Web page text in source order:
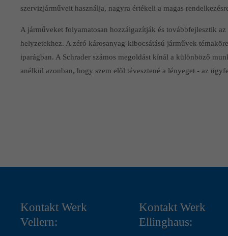
szervizjárműveit használja, nagyra értékeli a magas
A járműveket folyamatosan hozzáigazítják és továbbfejlesztik
helyzetekhez. A zéró károsanyag-kibocsátású járművek
iparágban. A Schrader számos megoldást kínál a különböző
anélkül azonban, hogy szem elől tévesztené a lényeget - az
Kontakt Werk
Vellern:
Kontakt Werk
Ellinghaus: